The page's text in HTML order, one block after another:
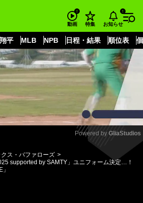
動画 特集 お知らせ
平 MLB NPB 日程・結果 順位表
もっと見る
Mute
Powered by GliaStudios
クス・バファローズ
supported by SAMTY」ユニフォーム決定…！